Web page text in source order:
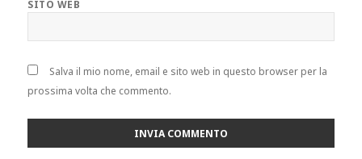
SITO WEB
Salva il mio nome, email e sito web in questo browser per la
prossima volta che commento.